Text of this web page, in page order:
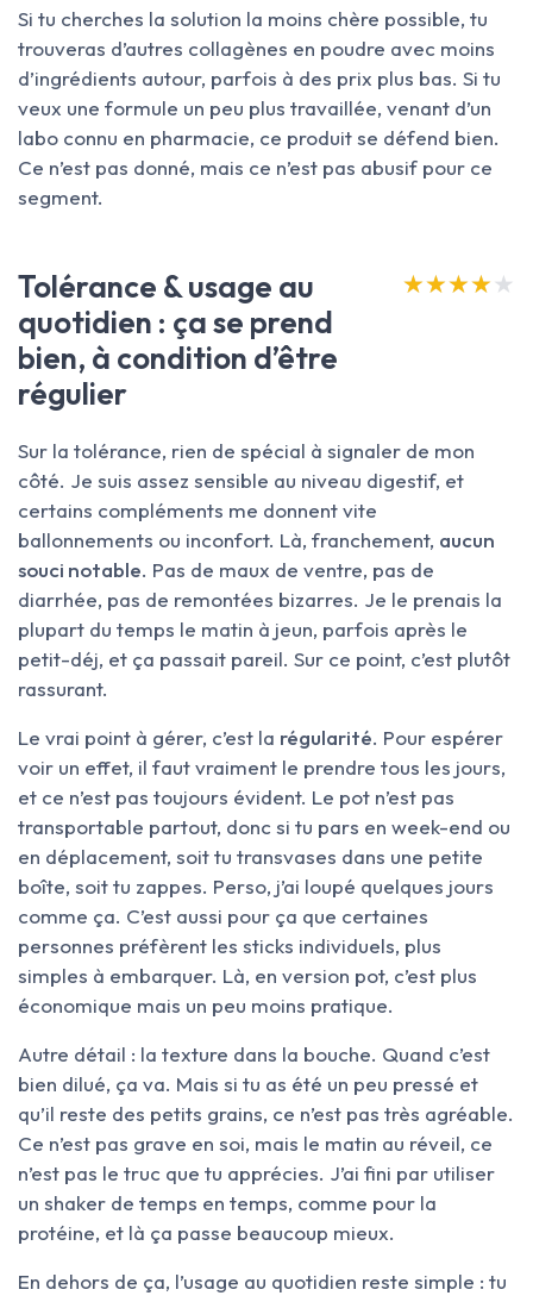
Si tu cherches la solution la moins chère possible, tu
trouveras d’autres collagènes en poudre avec moins
d’ingrédients autour, parfois à des prix plus bas. Si tu
veux une formule un peu plus travaillée, venant d’un
labo connu en pharmacie, ce produit se défend bien.
Ce n’est pas donné, mais ce n’est pas abusif pour ce
segment.
Tolérance & usage au
quotidien : ça se prend
bien, à condition d’être
régulier
★★★★★
★★★★★
Sur la tolérance, rien de spécial à signaler de mon
côté. Je suis assez sensible au niveau digestif, et
certains compléments me donnent vite
ballonnements ou inconfort. Là, franchement, aucun
souci notable. Pas de maux de ventre, pas de
diarrhée, pas de remontées bizarres. Je le prenais la
plupart du temps le matin à jeun, parfois après le
petit-déj, et ça passait pareil. Sur ce point, c’est plutôt
rassurant.
Le vrai point à gérer, c’est la régularité. Pour espérer
voir un effet, il faut vraiment le prendre tous les jours,
et ce n’est pas toujours évident. Le pot n’est pas
transportable partout, donc si tu pars en week-end ou
en déplacement, soit tu transvases dans une petite
boîte, soit tu zappes. Perso, j’ai loupé quelques jours
comme ça. C’est aussi pour ça que certaines
personnes préfèrent les sticks individuels, plus
simples à embarquer. Là, en version pot, c’est plus
économique mais un peu moins pratique.
Autre détail : la texture dans la bouche. Quand c’est
bien dilué, ça va. Mais si tu as été un peu pressé et
qu’il reste des petits grains, ce n’est pas très agréable.
Ce n’est pas grave en soi, mais le matin au réveil, ce
n’est pas le truc que tu apprécies. J’ai fini par utiliser
un shaker de temps en temps, comme pour la
protéine, et là ça passe beaucoup mieux.
En dehors de ça, l’usage au quotidien reste simple : tu